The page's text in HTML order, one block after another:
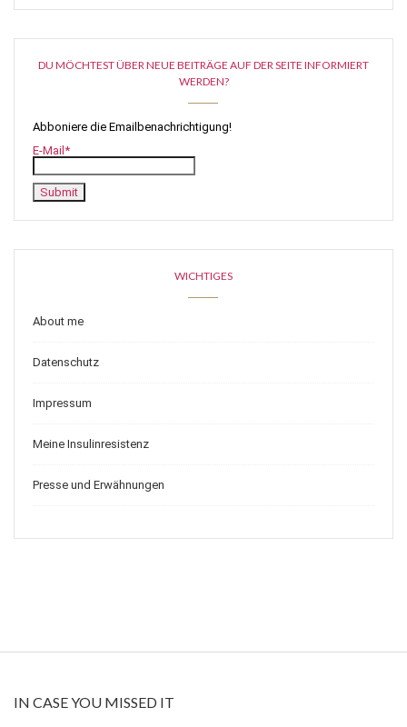
DU MÖCHTEST ÜBER NEUE BEITRÄGE AUF DER SEITE INFORMIERT
WERDEN?
Abboniere die Emailbenachrichtigung!
E-Mail*
WICHTIGES
About me
Datenschutz
Impressum
Meine Insulinresistenz
Presse und Erwähnungen
IN CASE YOU MISSED IT